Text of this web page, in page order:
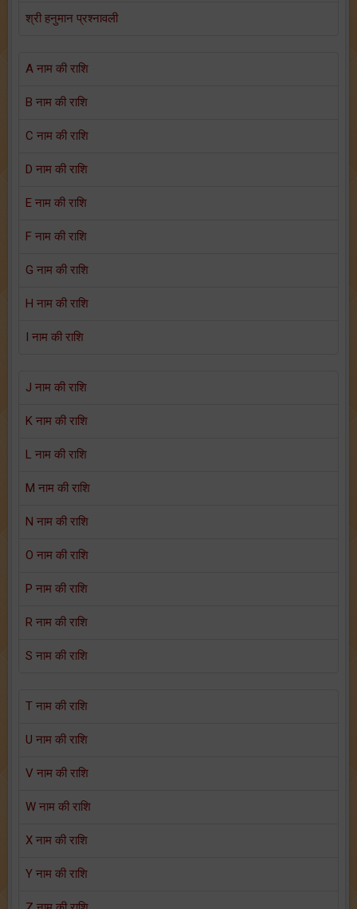
श्री हनुमान प्रश्नावली
A नाम की राशि
B नाम की राशि
C नाम की राशि
D नाम की राशि
E नाम की राशि
F नाम की राशि
G नाम की राशि
H नाम की राशि
I नाम की राशि
J नाम की राशि
K नाम की राशि
L नाम की राशि
M नाम की राशि
N नाम की राशि
O नाम की राशि
P नाम की राशि
R नाम की राशि
S नाम की राशि
T नाम की राशि
U नाम की राशि
V नाम की राशि
W नाम की राशि
X नाम की राशि
Y नाम की राशि